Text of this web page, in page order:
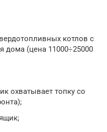
котлов с
дома (цена 11000÷25000
охватывает топку со